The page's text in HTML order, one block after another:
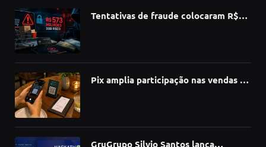
Tentativas de fraude colocaram R$
Pix amplia participação nas vendas de
GruGrupo Silvio Santos lança